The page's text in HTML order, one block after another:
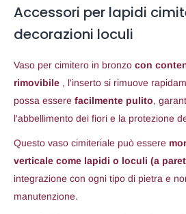
Accessori per lapidi
decorazioni loculi
Vaso per cimitero in bronzo con
rimovibile , l'inserto si rimuove
possa essere facilmente pulito,
l'abbellimento dei fiori e la protezione
Questo vaso cimiteriale può essere
verticale come lapidi o loculi (a
integrazione con ogni tipo di pietra e
manutenzione.